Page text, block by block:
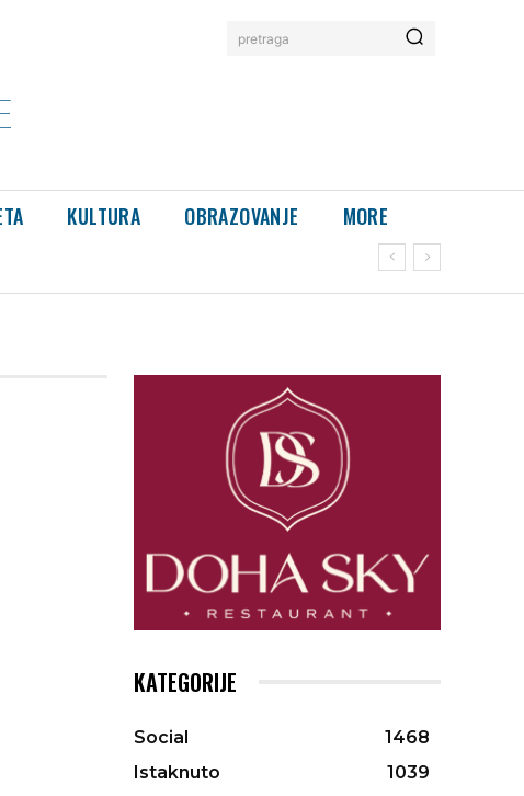
pretraga
KULTURA OBRAZOVANJE MORE
KATEGORIJE
Social
1468
Istaknuto
1039